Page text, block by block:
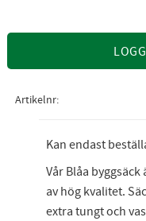
Artikelnr
Kan endast
Vår Blåa
av hög kvalitet.
extra tungt och